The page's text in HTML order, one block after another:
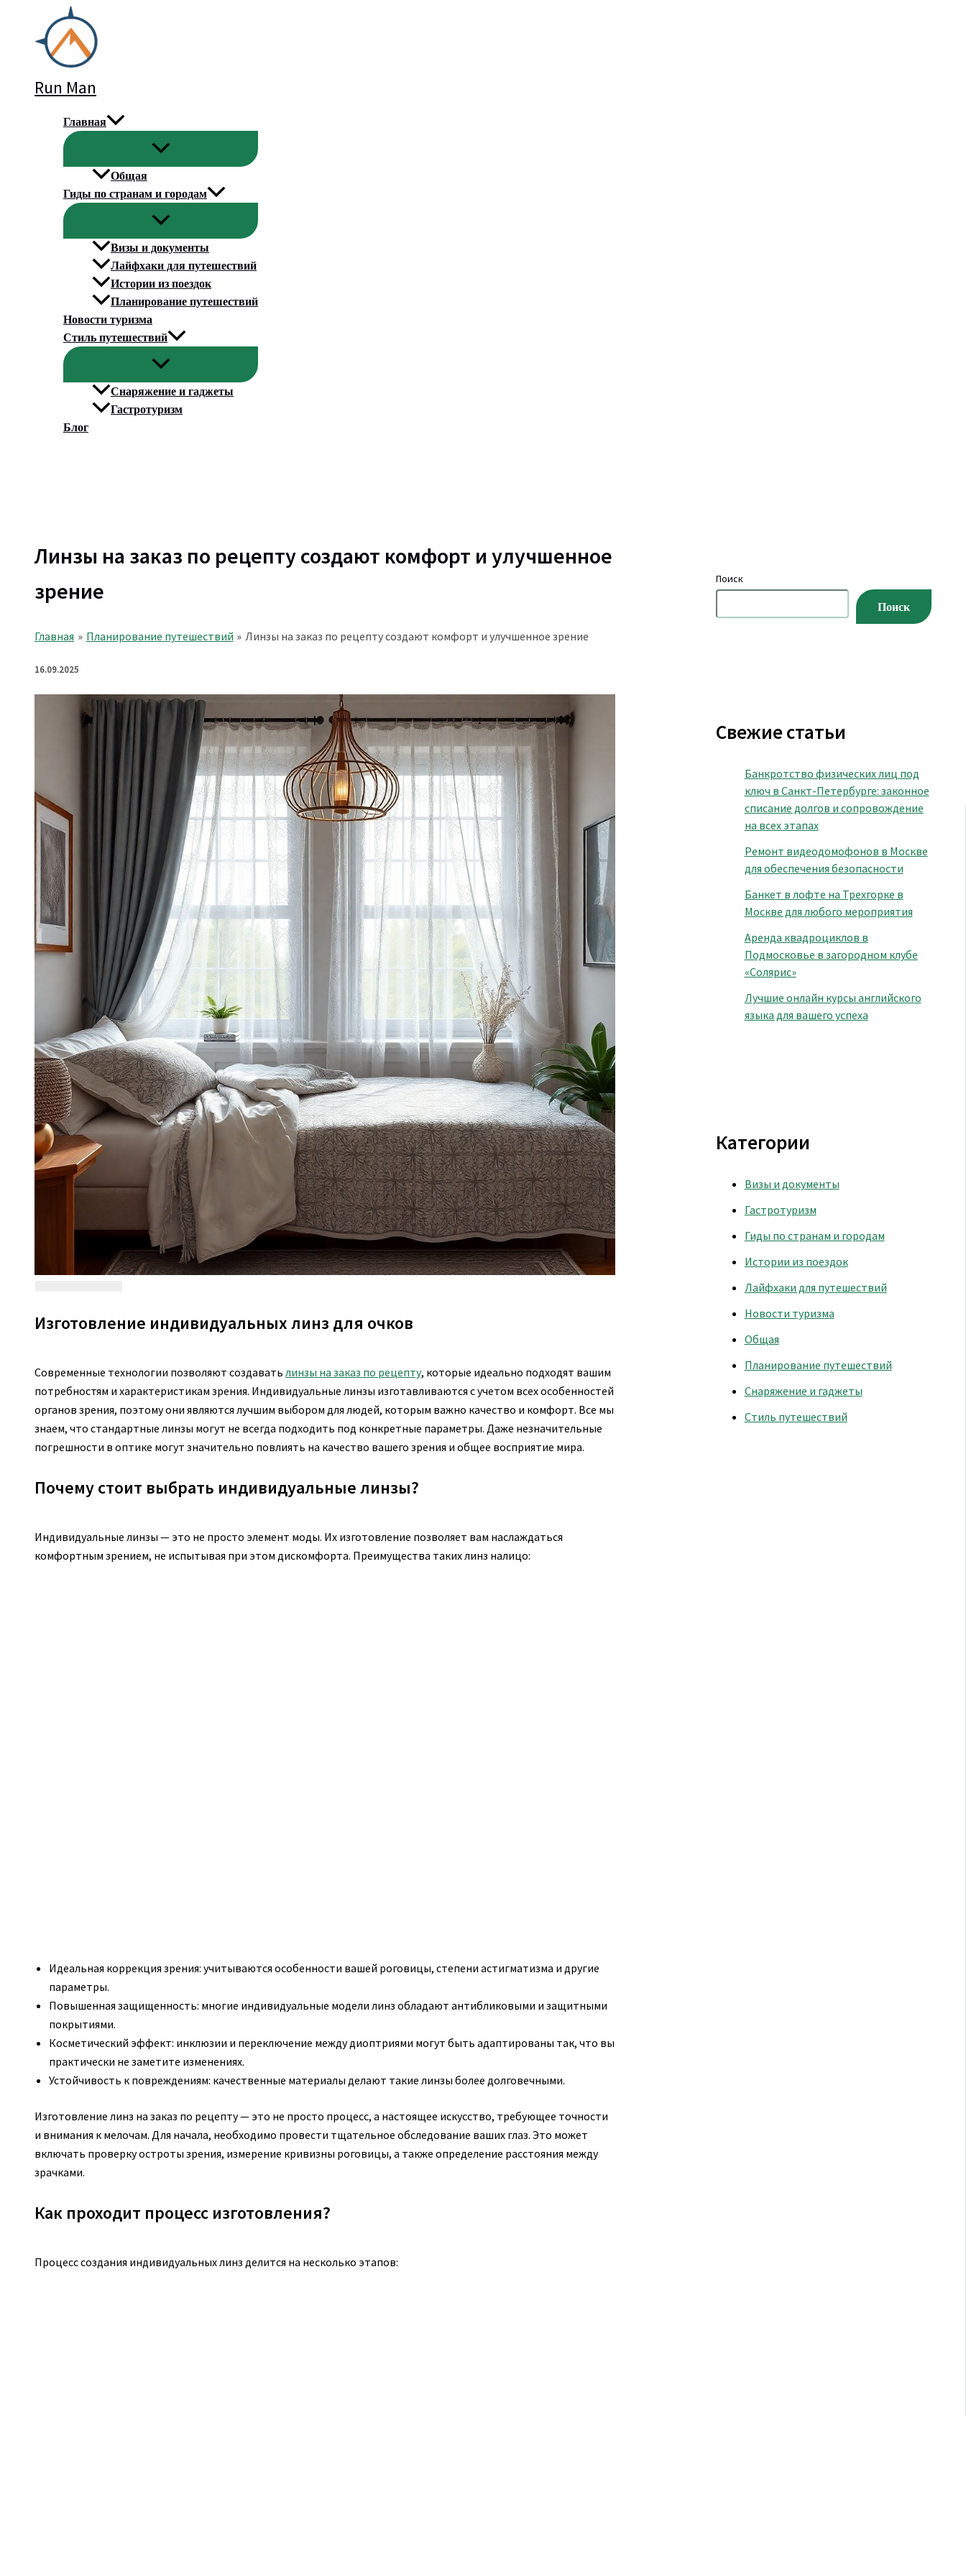
содержимому
Run Man
Главная
Общая
Гиды по странам и городам
Визы и документы
Лайфхаки для путешествий
Истории из поездок
Планирование путешествий
Новости туризма
Стиль путешествий
Снаряжение и гаджеты
Гастротуризм
Блог
Линзы на заказ по рецепту создают комфорт и улучшенное
зрение
Главная Планирование путешествий Линзы на заказ по рецепту создают комфорт и улучшенное зрение
16.09.2025
Изготовление индивидуальных линз для очков
Современные технологии позволяют создавать линзы на заказ по рецепту, которые идеально подходят вашим
потребностям и характеристикам зрения. Индивидуальные линзы изготавливаются с учетом всех особенностей
органов зрения, поэтому они являются лучшим выбором для людей, которым важно качество и комфорт. Все мы
знаем, что стандартные линзы могут не всегда подходить под конкретные параметры. Даже незначительные
погрешности в оптике могут значительно повлиять на качество вашего зрения и общее восприятие мира.
Почему стоит выбрать индивидуальные линзы?
Индивидуальные линзы — это не просто элемент моды. Их изготовление позволяет вам наслаждаться
комфортным зрением, не испытывая при этом дискомфорта. Преимущества таких линз налицо:
Идеальная коррекция зрения: учитываются особенности вашей роговицы, степени астигматизма и другие
параметры.
Повышенная защищенность: многие индивидуальные модели линз обладают антибликовыми и защитными
покрытиями.
Косметический эффект: инклюзии и переключение между диоптриями могут быть адаптированы так, что вы
практически не заметите изменениях.
Устойчивость к повреждениям: качественные материалы делают такие линзы более долговечными.
Изготовление линз на заказ по рецепту — это не просто процесс, а настоящее искусство, требующее точности
и внимания к мелочам. Для начала, необходимо провести тщательное обследование ваших глаз. Это может
включать проверку остроты зрения, измерение кривизны роговицы, а также определение расстояния между
зрачками.
Как проходит процесс изготовления?
Процесс создания индивидуальных линз делится на несколько этапов:
Поиск
Поиск
Свежие статьи
Банкротство физических лиц под
ключ в Санкт-Петербурге: законное
списание долгов и сопровождение
на всех этапах
Ремонт видеодомофонов в Москве
для обеспечения безопасности
Банкет в лофте на Трехгорке в
Москве для любого мероприятия
Аренда квадроциклов в
Подмосковье в загородном клубе
«Солярис»
Лучшие онлайн курсы английского
языка для вашего успеха
Категории
Визы и документы
Гастротуризм
Гиды по странам и городам
Истории из поездок
Лайфхаки для путешествий
Новости туризма
Общая
Планирование путешествий
Снаряжение и гаджеты
Стиль путешествий